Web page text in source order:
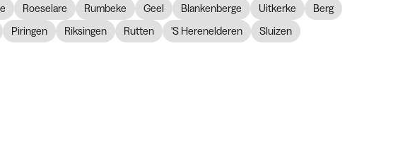
Roeselare Rumbeke Geel Blankenberge Uitkerke
Berg
Piringen Riksingen Rutten 'S Herenelderen
Sluizen